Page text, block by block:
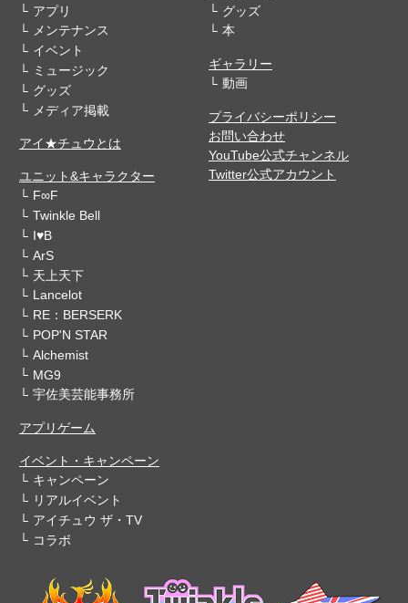
アプリ
メンテナンス
イベント
ミュージック
グッズ
メディア掲載
アイ★チュウとは
ユニット&キャラクター
F∞F
Twinkle Bell
I♥B
ArS
天上天下
Lancelot
RE：BERSERK
POP'N STAR
Alchemist
MG9
宇佐美芸能事務所
アプリゲーム
イベント・キャンペーン
キャンペーン
リアルイベント
アイチュウ ザ・TV
コラボ
グッズ
本
ギャラリー
動画
プライバシーポリシー
お問い合わせ
YouTube公式チャンネル
Twitter公式アカウント